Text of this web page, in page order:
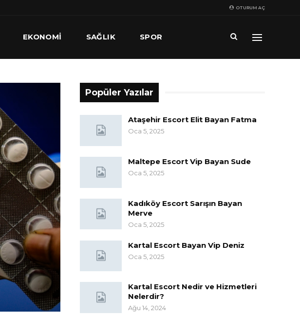
OTURUM AÇ
EKONOMI SAĞLIK SPOR
Popüler Yazılar
Ataşehir Escort Elit Bayan Fatma
Oca 5, 2025
Maltepe Escort Vip Bayan Sude
Oca 5, 2025
Kadıköy Escort Sarışın Bayan
Merve
Oca 5, 2025
Kartal Escort Bayan Vip Deniz
Oca 5, 2025
Kartal Escort Nedir ve Hizmetleri
Nelerdir?
Ağu 14, 2024